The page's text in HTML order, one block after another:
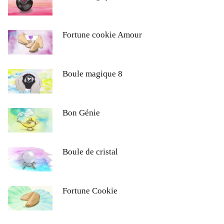
Fortune cookie Amour
Boule magique 8
Bon Génie
Boule de cristal
Fortune Cookie